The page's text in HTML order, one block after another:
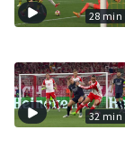
28 min
32 min